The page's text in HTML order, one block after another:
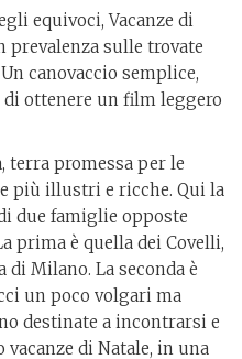
equivoci, Vacanze di
prevalenza sulle trovate
canovaccio semplice,
di ottenere un film leggero
terra promessa per le
più illustri e ricche. Qui la
due famiglie opposte
prima è quella dei Covelli,
Milano. La seconda è
un poco volgari ma
destinate a incontrarsi e
di Natale, in una